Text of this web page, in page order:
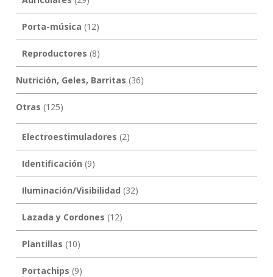
Porta-música (12)
Reproductores (8)
Nutrición, Geles, Barritas (36)
Otras (125)
Electroestimuladores (2)
Identificación (9)
Iluminación/Visibilidad (32)
Lazada y Cordones (12)
Plantillas (10)
Portachips (9)